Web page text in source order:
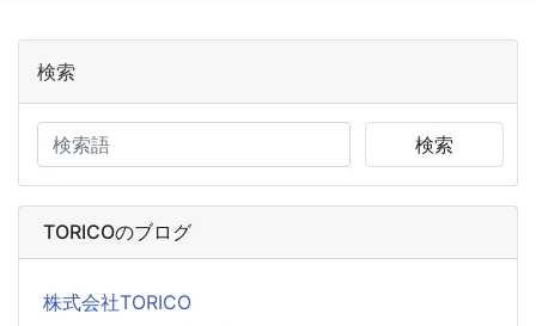
検索
検索
TORICOのブログ
株式会社TORICO